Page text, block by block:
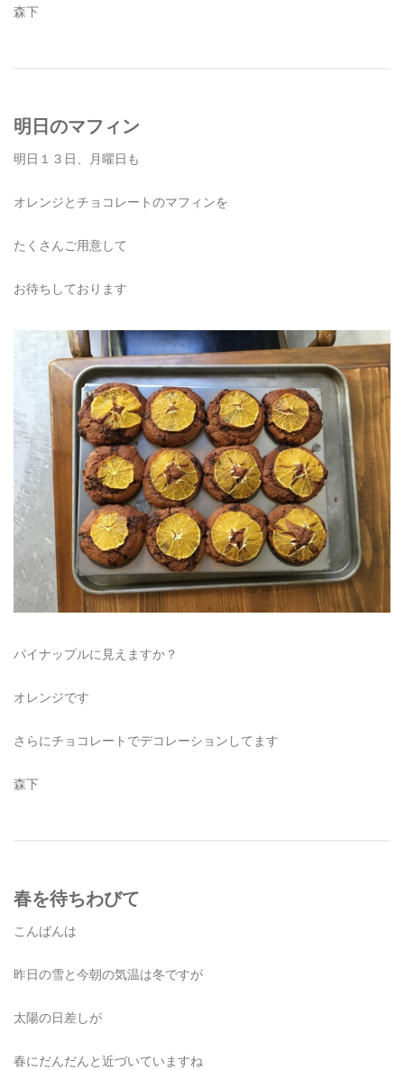
森下
明日のマフィン
明日１３日、月曜日も
オレンジとチョコレートのマフィンを
たくさんご用意して
お待ちしております
パイナップルに見えますか？
オレンジです
さらにチョコレートでデコレーションしてます
森下
春を待ちわびて
こんばんは
昨日の雪と今朝の気温は冬ですが
太陽の日差しが
春にだんだんと近づいていますね